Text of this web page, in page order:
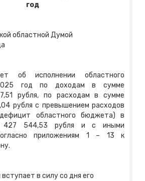
год
областной Думой
об исполнении областного
год по доходам в сумме
рубля, по расходам в сумме
рубля с превышением расходов
областного бюджета) в
544,53 рубля и с иными
приложениям 1 – 13 к
в силу со дня его